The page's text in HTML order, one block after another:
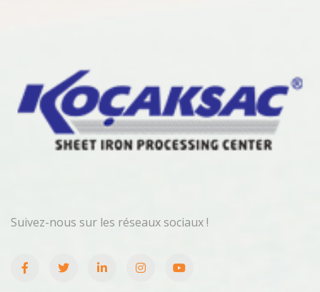
Suivez-nous sur les réseaux sociaux !